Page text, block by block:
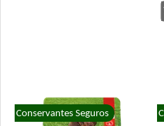
Conservantes Seguros